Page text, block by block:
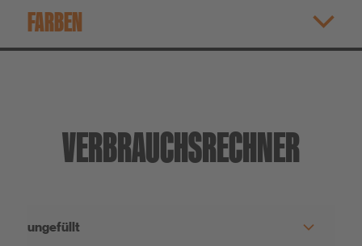
FARBEN
VERBRAUCHS­RECHNER